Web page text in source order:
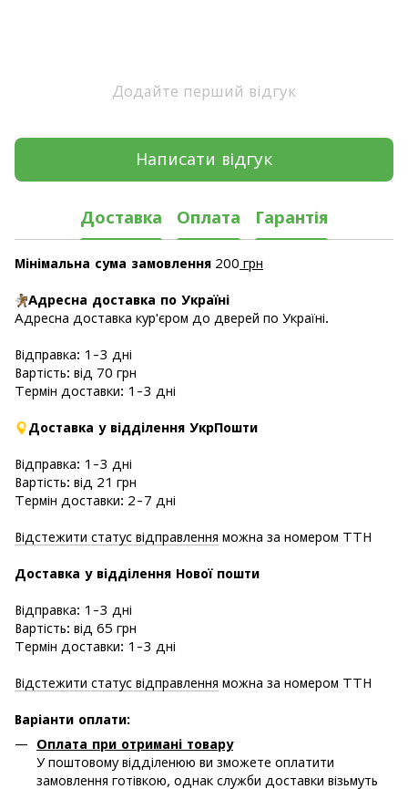
Додайте перший відгук
Написати відгук
Доставка Оплата Гарантія
Мінімальна сума замовлення 200 грн
Адресна доставка по Україні
Адресна доставка кур'єром до дверей по Україні.
Відправка: 1-3 дні
Вартість: від 70 грн
Термін доставки: 1-3 дні
Доставка у відділення УкрПошти
Відправка: 1-3 дні
Вартість: від 21 грн
Термін доставки: 2-7 дні
Відстежити статус відправлення можна за номером ТТН
Доставка у відділення Нової пошти
Відправка: 1-3 дні
Вартість: від 65 грн
Термін доставки: 1-3 дні
Відстежити статус відправлення можна за номером ТТН
Варіанти оплати:
Оплата при отримані товару
У поштовому відділенюю ви зможете оплатити
замовлення готівкою, однак служби доставки візьмуть